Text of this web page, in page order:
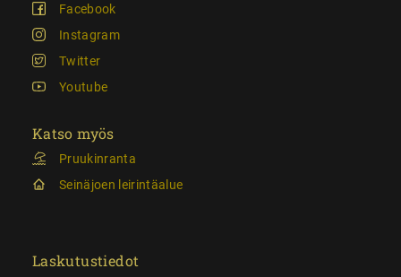
Facebook
Instagram
Twitter
Youtube
Katso myös
Pruukinranta
Seinäjoen leirintäalue
Laskutustiedot